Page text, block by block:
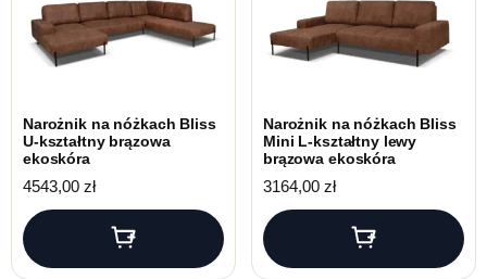
Narożnik na nóżkach Bliss
U-kształtny brązowa
ekoskóra
4543,00 zł
Narożnik na nóżkach Bliss
Mini L-kształtny lewy
brązowa ekoskóra
3164,00 zł